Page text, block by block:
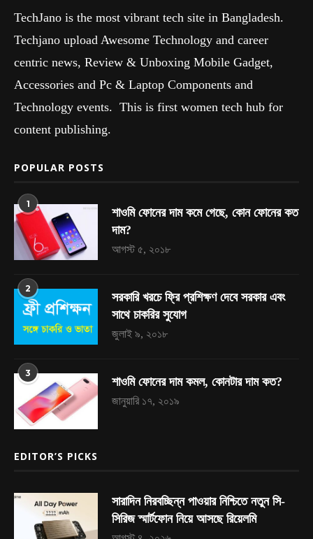
TechJano is the most vibrant tech site in Bangladesh.
Techjano upload Awesome Technology and career
centric news, Review & Unboxing Mobile Gadget,
Accessories and Pc & Laptop Components and
Technology events. This is first women tech hub for
content publishing.
POPULAR POSTS
1
শাওমি ফোনের দাম কমে গেছে, কোন ফোনের কত
দাম?
আগস্ট ৫, ২০১৮
2
সরকারি খরচে ফ্রি প্রশিক্ষণ দেবে সরকার এবং
সাথে চাকরির সুযোগ
জুলাই ৯, ২০১৮
3
শাওমি ফোনের দাম কমল, কোনটার দাম কত?
জানুয়ারি ১৭, ২০১৯
EDITOR’S PICKS
সারাদিন নিরবচ্ছিন্ন পাওয়ার নিশ্চিতে নতুন সি-
সিরিজ স্মার্টফোন নিয়ে আসছে রিয়েলমি